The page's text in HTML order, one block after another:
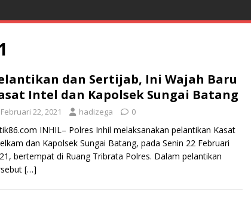
dan Sertijab, Ini Wajah Baru
Intel dan Kapolsek Sungai Batang
Februari 22, 2021 hadizega 0
INHIL– Polres Inhil melaksanakan pelantikan Kasat
dan Kapolsek Sungai Batang, pada Senin 22 Februari
bertempat di Ruang Tribrata Polres. Dalam pelantikan
[…]